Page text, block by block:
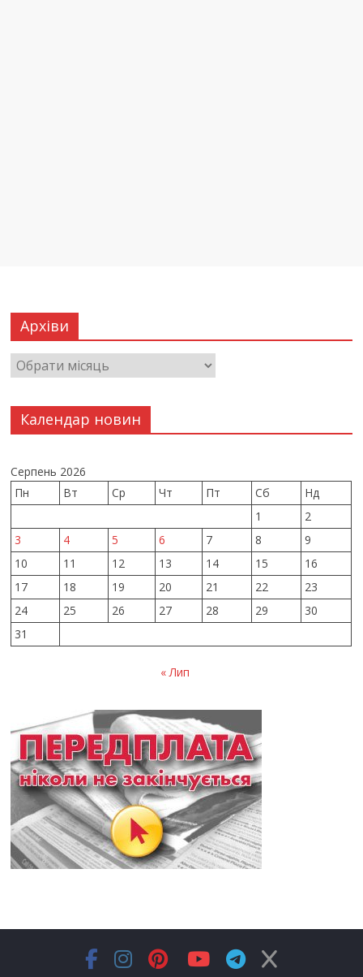
Архіви
Календар новин
Серпень 2026
Пн
Вт Ср Чт Пт Сб
Нд
1
2
3
4 5 6 7 8
9
10
11 12 13 14 15
16
17
18 19 20 21 22
23
24
25 26 27 28 29
30
31
« Лип